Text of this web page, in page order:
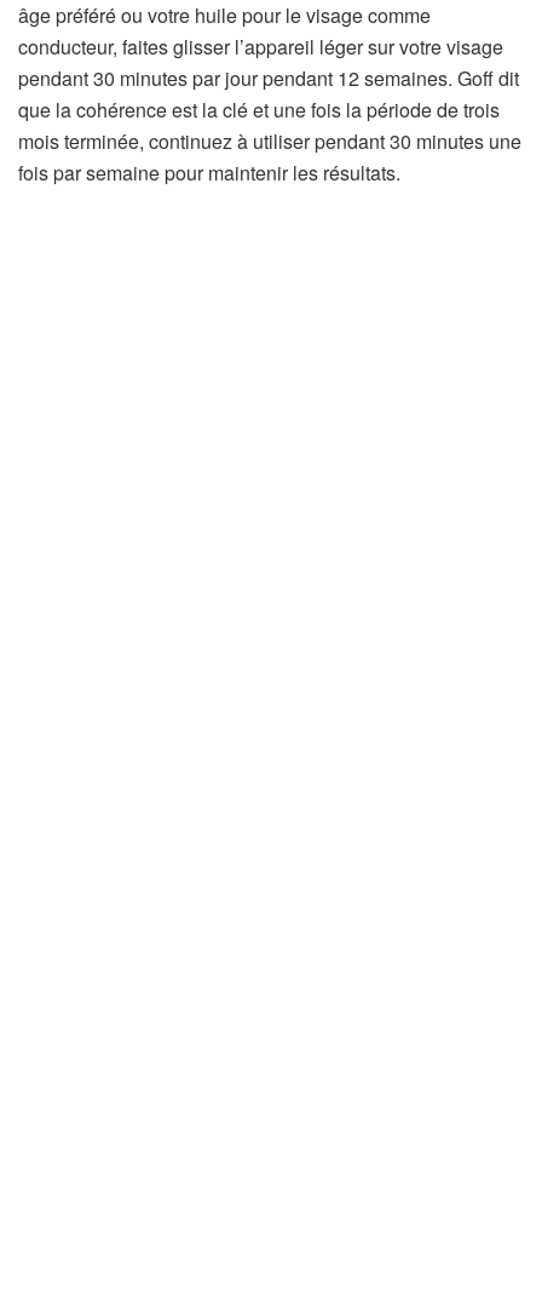
âge préféré ou votre huile pour le visage comme
conducteur, faites glisser l’appareil léger sur votre visage
pendant 30 minutes par jour pendant 12 semaines. Goff dit
que la cohérence est la clé et une fois la période de trois
mois terminée, continuez à utiliser pendant 30 minutes une
fois par semaine pour maintenir les résultats.